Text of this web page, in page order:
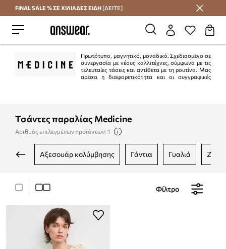
Εξοικονομήστε με το Answear Club
FINAL SALE % ΣΕ ΧΙΛΙΑΔΕΣ ΕΙΔΗ [ΔΕΙΤΕ]
Πρωτότυπο, μαγνητικό, μοναδικό. Σχεδιασμένο σε
συνεργασία με νέους καλλιτέχνες, σύμφωνα με τις
τελευταίες τάσεις και αντίθετα με τη ρουτίνα. Μας
αρέσει η διαφορετικότητα και οι συγγραφικές
Τσάντες παραλίας Medicine
Αριθμός επιλεγμένων προϊόντων: 1
αξεσουάρ κολύμβησης γάντια γυαλιά
Φίλτρο